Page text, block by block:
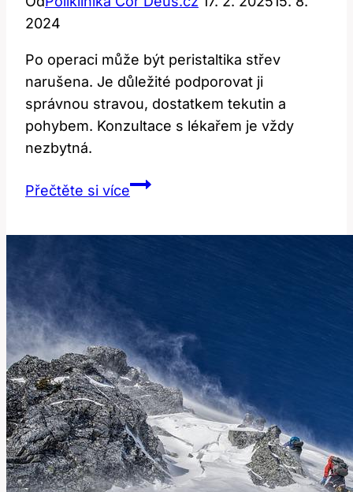
2024
Po operaci může být peristaltika střev
narušena. Je důležité podporovat ji
správnou stravou, dostatkem tekutin a
pohybem. Konzultace s lékařem je vždy
nezbytná.
Přečtěte si vícePeristaltika
Podpořit?